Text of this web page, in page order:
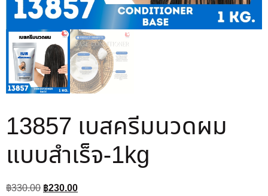
13857 เบสครีมนวดผม
แบบสำเร็จ-1kg
฿330.00฿230.00